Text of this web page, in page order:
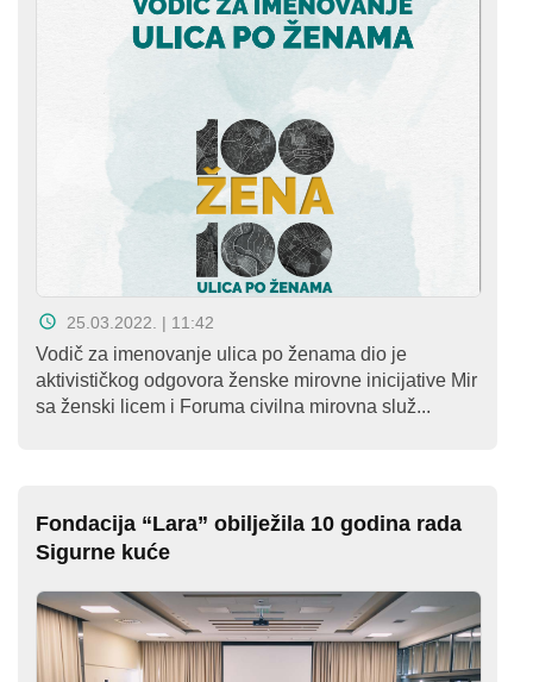
25.03.2022. | 11:42
Vodič za imenovanje ulica po ženama dio je
aktivističkog odgovora ženske mirovne inicijative Mir
sa ženski licem i Foruma civilna mirovna služ...
Fondacija “Lara” obilježila 10 godina rada
Sigurne kuće